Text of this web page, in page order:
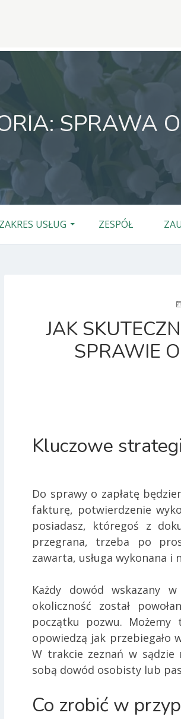
SPRAWA
ZAKRES USŁUG ZESPÓŁ
JAK
SPRAWIE
Kluczowe
Do sprawy o zapłatę
fakturę, potwierdzenie
posiadasz, któregoś z
przegrana, trzeba po
zawarta, usługa wykonana i
Każdy dowód wskazany
okoliczność został
początku pozwu. Możemy
opowiedzą jak przebiegało
W trakcie zeznań w
sobą dowód osobisty lub
Co zrobić w